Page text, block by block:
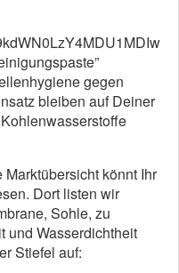
gegen
bleiben auf Deiner
könnt Ihr
Dort listen wir
Sohle, zu
und Wasserdichtheit
Stiefel auf: